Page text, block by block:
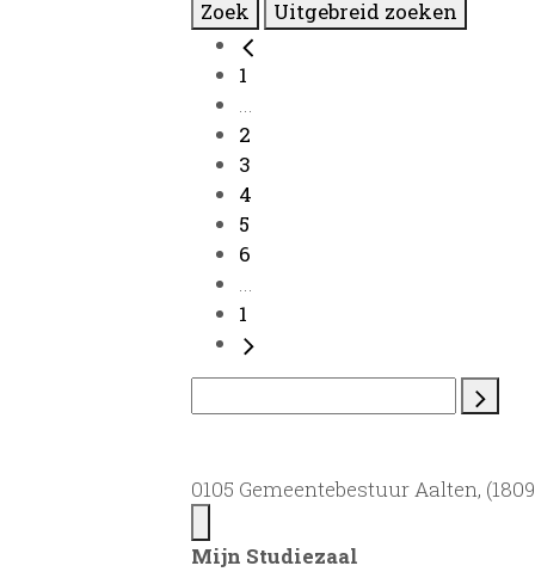
Zoek Uitgebreid zoeken
1
...
2
3
4
5
6
...
1
0105 Gemeentebestuur Aalten,
Mijn Studiezaal